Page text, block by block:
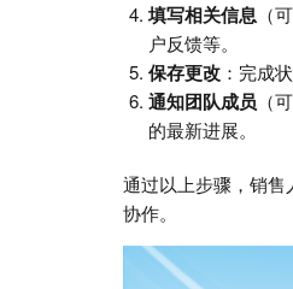
填写相关信息 （
户反馈等。
保存更改 ：完成
通知团队成员 （
的最新进展。
通过以上步骤，销
协作。